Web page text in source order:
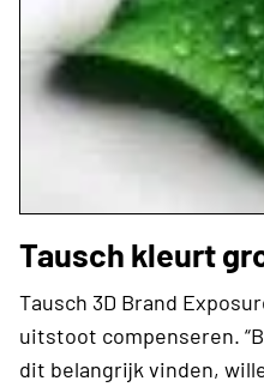
Tausch kleurt
Tausch 3D Brand
uitstoot compenseren.
dit belangrijk vinden,